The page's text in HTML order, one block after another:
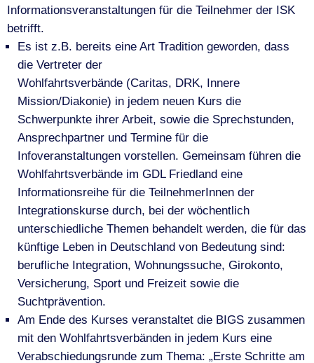
Informationsveranstaltungen für die Teilnehmer der ISK
betrifft.
Es ist z.B. bereits eine Art Tradition geworden, dass
die Vertreter der
Wohlfahrtsverbände (Caritas, DRK, Innere
Mission/Diakonie) in jedem neuen Kurs die
Schwerpunkte ihrer Arbeit, sowie die Sprechstunden,
Ansprechpartner und Termine für die
Infoveranstaltungen vorstellen. Gemeinsam führen die
Wohlfahrtsverbände im GDL Friedland eine
Informationsreihe für die TeilnehmerInnen der
Integrationskurse durch, bei der wöchentlich
unterschiedliche Themen behandelt werden, die für das
künftige Leben in Deutschland von Bedeutung sind:
berufliche Integration, Wohnungssuche, Girokonto,
Versicherung, Sport und Freizeit sowie die
Suchtprävention.
Am Ende des Kurses veranstaltet die BIGS zusammen
mit den Wohlfahrtsverbänden in jedem Kurs eine
Verabschiedungsrunde zum Thema: „Erste Schritte am